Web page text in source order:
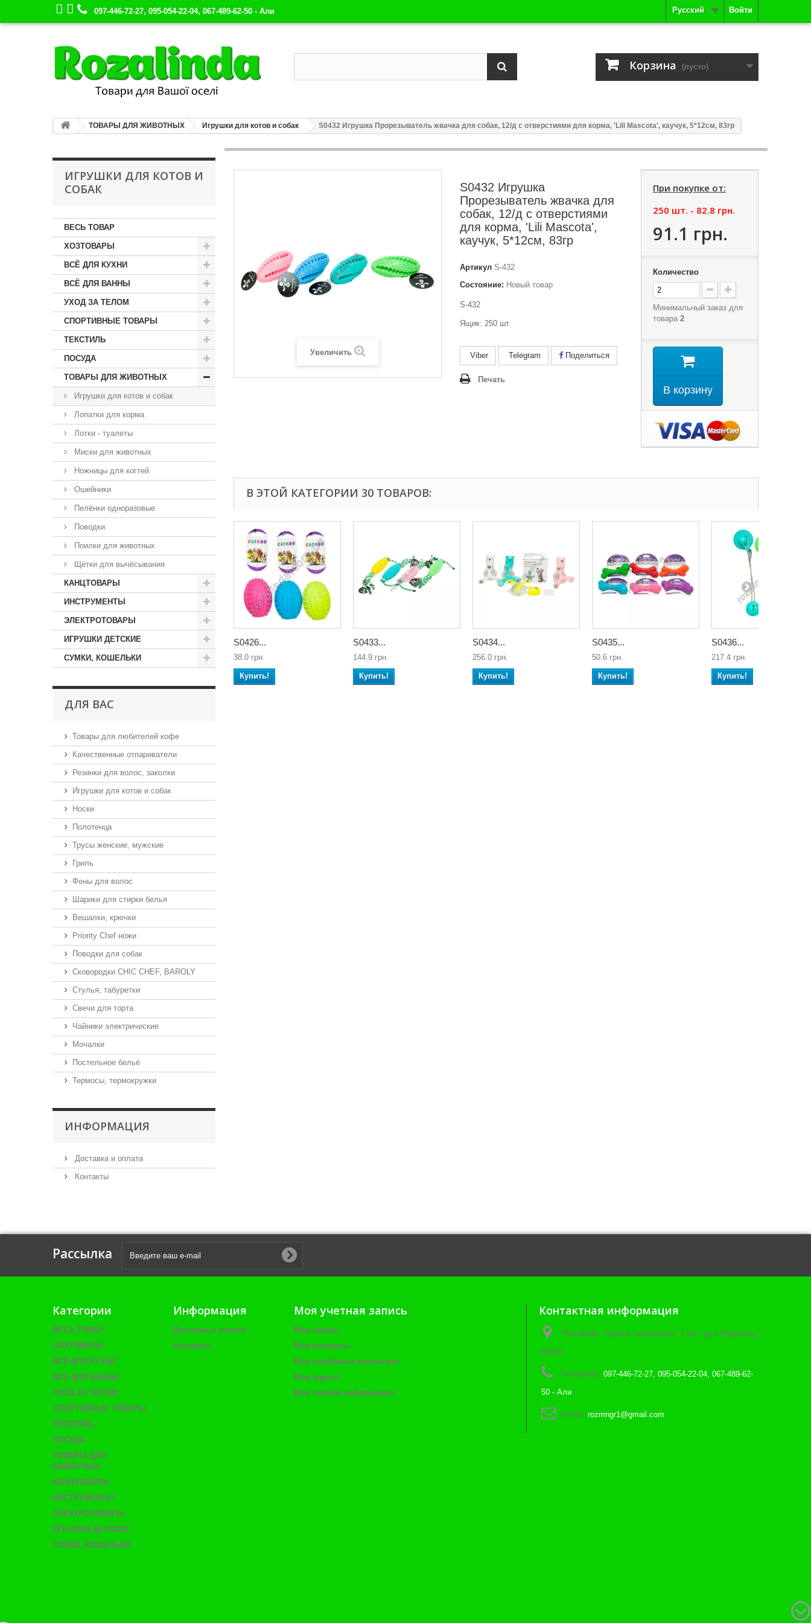
Войти
Русский
097-446-72-27, 095-054-22-04, 067-489-62-50 - Али
Корзина (пусто)
ТОВАРЫ ДЛЯ ЖИВОТНЫХ Игрушки для котов и собак S0432 Игрушка Прорезыватель жвачка для собак, 12/д с отверстиями для корма, 'Lili Mascota', каучук, 5*12см, 83гр
ИГРУШКИ ДЛЯ КОТОВ И
СОБАК
ВЕСЬ ТОВАР
ХОЗТОВАРЫ
ВСЁ ДЛЯ КУХНИ
ВСЁ ДЛЯ ВАННЫ
УХОД ЗА ТЕЛОМ
СПОРТИВНЫЕ ТОВАРЫ
ТЕКСТИЛЬ
ПОСУДА
ТОВАРЫ ДЛЯ ЖИВОТНЫХ
Игрушки для котов и собак
Лопатки для корма
Лотки - туалеты
Миски для животных
Ножницы для когтей
Ошейники
Пелёнки одноразовые
Поводки
Поилки для животных
Щётки для вычёсывания
КАНЦТОВАРЫ
ИНСТРУМЕНТЫ
ЭЛЕКТРОТОВАРЫ
ИГРУШКИ ДЕТСКИЕ
СУМКИ, КОШЕЛЬКИ
ДЛЯ ВАС
Товары для любителей кофе
Качественные отпариватели
Резинки для волос, заколки
Игрушки для котов и собак
Носки
Полотенца
Трусы женские, мужские
Гриль
Фены для волос
Шарики для стирки белья
Вешалки, крючки
Priority Chef ножи
Поводки для собак
Сковородки CHIC CHEF, BAROLY
Стулья, табуретки
Свечи для торта
Чайники электрические
Мочалки
Постельное бельё
Термосы, термокружки
ИНФОРМАЦИЯ
Доставка и оплата
Контакты
Увеличить
S0432 Игрушка
Прорезыватель жвачка для
собак, 12/д с отверстиями
для корма, 'Lili Mascota',
каучук, 5*12см, 83гр
Артикул S-432
Состояние: Новый товар
S-432
Ящик: 250 шт.
Viber Telegram Поделиться
Печать
При покупке от:
250 шт. - 82.8 грн.
91.1 грн.
Количество
Минимальный заказ для
товара 2
В корзину
В ЭТОЙ КАТЕГОРИИ 30 ТОВАРОВ:
S0426...
38.0 грн.
Купить!
S0433...
144.9 грн.
Купить!
S0434...
256.0 грн.
Купить!
S0435...
50.6 грн.
Купить!
S0436...
217.4 грн.
Купить!
Рассылка
Категории
ВЕСЬ ТОВАР
ХОЗТОВАРЫ
ВСЁ ДЛЯ КУХНИ
ВСЁ ДЛЯ ВАННЫ
УХОД ЗА ТЕЛОМ
СПОРТИВНЫЕ ТОВАРЫ
ТЕКСТИЛЬ
ПОСУДА
ТОВАРЫ ДЛЯ
ЖИВОТНЫХ
КАНЦТОВАРЫ
ИНСТРУМЕНТЫ
ЭЛЕКТРОТОВАРЫ
ИГРУШКИ ДЕТСКИЕ
СУМКИ, КОШЕЛЬКИ
Информация
Доставка и оплата
Контакты
Моя учетная запись
Мои заказы
Мои возвраты
Мои платёжные квитанции
Мои адреса
Моя личная информация
Контактная информация
"Rozalinda", Одеса, пром ринок "7 км", вул.Фабрична,
№559
Телефоны: 097-446-72-27, 095-054-22-04, 067-489-62-
50 - Али
E-mail: rozmngr1@gmail.com